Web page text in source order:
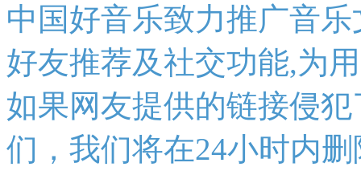
中国好音乐致力推广音
好友推荐及社交功能,为
如果网友提供的链接侵
们，我们将在24小时内